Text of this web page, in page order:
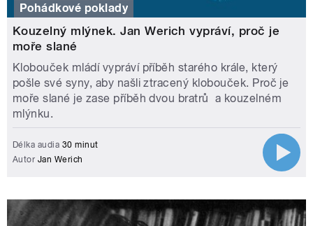
Pohádkové poklady
Kouzelný mlýnek. Jan Werich vypráví, proč je
moře slané
Klobouček mládí vypráví příběh starého krále, který
pošle své syny, aby našli ztracený klobouček. Proč je
moře slané je zase příběh dvou bratrů a kouzelném
mlýnku.
Délka audia 30 minut
Autor Jan Werich